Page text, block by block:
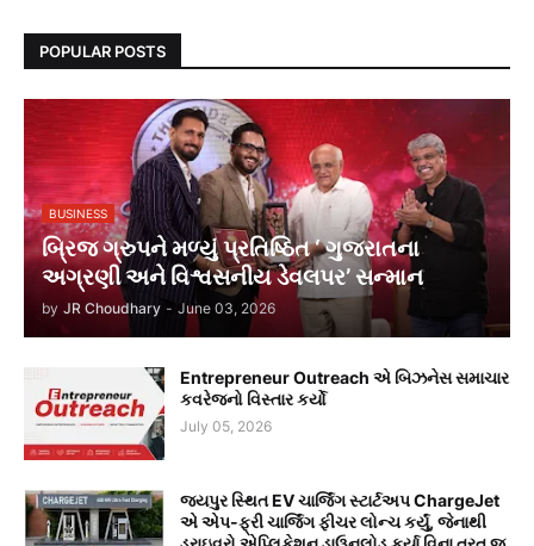
POPULAR POSTS
BUSINESS
બ્રિજ ગ્રુપને મળ્યું પ્રતિષ્ઠિત ‘ ગુજરાતના
અગ્રણી અને વિશ્વસનીય ડેવલપર’ સન્માન
by JR Choudhary - June 03, 2026
Entrepreneur Outreach એ બિઝનેસ સમાચાર
કવરેજનો વિસ્તાર કર્યો
July 05, 2026
જયપુર સ્થિત EV ચાર્જિંગ સ્ટાર્ટઅપ ChargeJet
એ એપ-ફ્રી ચાર્જિંગ ફીચર લોન્ચ કર્યું, જેનાથી